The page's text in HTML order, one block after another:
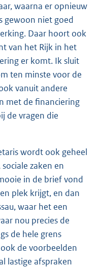
waarna er opnieuw
gewoon niet goed
Daar hoort ook
van het Rijk in het
er komt. Ik sluit
ten minste voor de
vanuit andere
met de financiering
de vragen die
wordt ook geheel
zaken en
in de brief vond
plek krijgt, en dan
waar het een
nou precies de
de hele grens
de voorbeelden
lastige afspraken